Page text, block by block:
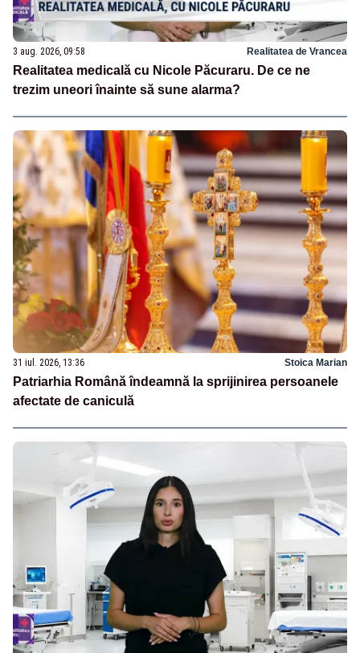
3 aug. 2026, 09:58 Realitatea de Vrancea
Realitatea medicală cu Nicole Păcuraru. De ce ne
trezim uneori înainte să sune alarma?
31 iul. 2026, 13:36 Stoica Marian
Patriarhia Română îndeamnă la sprijinirea persoanele
afectate de caniculă